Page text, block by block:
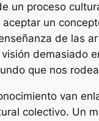
un proceso
un
de las
demasiado
que nos
van
colectivo. Un